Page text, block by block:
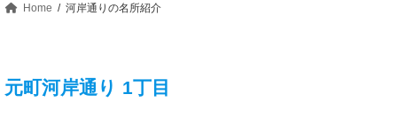
Home 河岸通りの名所紹介
元町河岸通り 1丁目